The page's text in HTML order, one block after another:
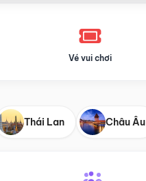
Vé vui chơi
Thái Lan Châu Âu